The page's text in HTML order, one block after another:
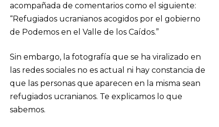
acompañada de comentarios como el siguiente:
“Refugiados ucranianos acogidos por el gobierno
de Podemos en el Valle de los Caídos.”
Sin embargo, la fotografía que se ha viralizado en
las redes sociales no es actual ni hay constancia de
que las personas que aparecen en la misma sean
refugiados ucranianos. Te explicamos lo que
sabemos.